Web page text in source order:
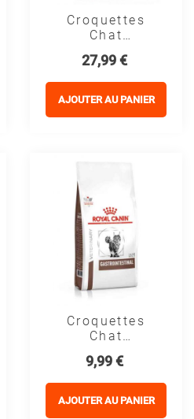
Croquettes
Chat
CAT SATIETY
WEIGHT
MANAGEMENT
Prix
27,99 €
AJOUTER AU PANIER
Croquettes
Chat
CAT
- Royal Canin
Prix
9,99 €
AJOUTER AU PANIER